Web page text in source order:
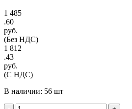
1 485
.60
руб.
(Без НДС)
1 812
.43
руб.
(С НДС)
В наличии: 56 шт